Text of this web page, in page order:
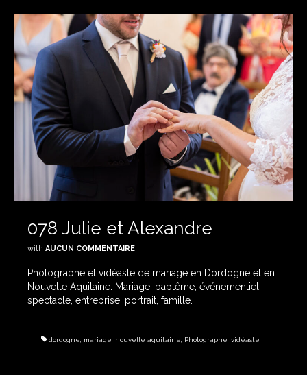
078 Julie et Alexandre
with AUCUN COMMENTAIRE
Photographe et vidéaste de mariage en Dordogne et en
Nouvelle Aquitaine. Mariage, baptême, événementiel,
spectacle, entreprise, portrait, famille.
dordogne, mariage, nouvelle aquitaine, Photographe, vidéaste